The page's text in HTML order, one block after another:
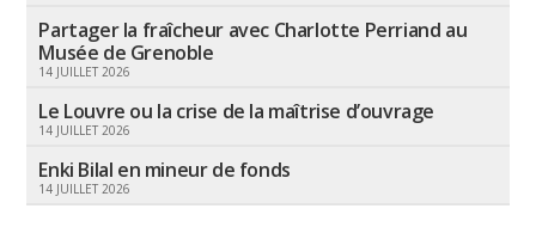
Partager la fraîcheur avec Charlotte Perriand au
Musée de Grenoble
14 JUILLET 2026
Le Louvre ou la crise de la maîtrise d’ouvrage
14 JUILLET 2026
Enki Bilal en mineur de fonds
14 JUILLET 2026